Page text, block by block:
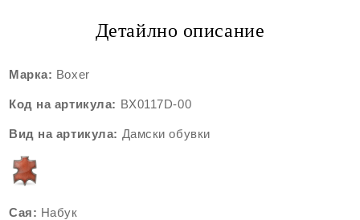
Детайлно описание
Марка: Boxer
Код на артикула: BX0117D-00
Вид на артикула: Дамски обувки
Сая: Набук